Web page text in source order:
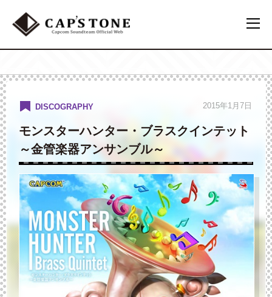
DISCOGRAPHY 2015年1月7日
モンスターハンター・ブラスクインテット
～金管楽器アンサンブル～